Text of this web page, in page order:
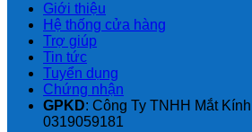
Giới thiệu
Hệ thống cửa hàng
Trợ giúp
Tin tức
Tuyển dụng
Chứng nhận
GPKD: Công Ty TNHH Mắt
0319059181